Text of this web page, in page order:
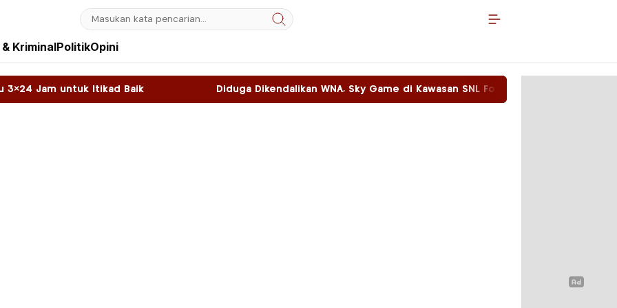
KriminalPolitikOpini
Baik Diduga Dikendalikan WNA, Sky Game di Kawasan SNL Food Beroperasi Dengan Bebas